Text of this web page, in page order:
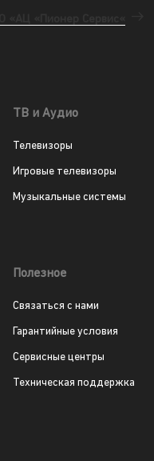
ТВ и Аудио
Телевизоры
Игровые телевизоры
Музыкальные системы
Полезное
Связаться с нами
Гарантийные условия
Сервисные центры
Техническая поддержка